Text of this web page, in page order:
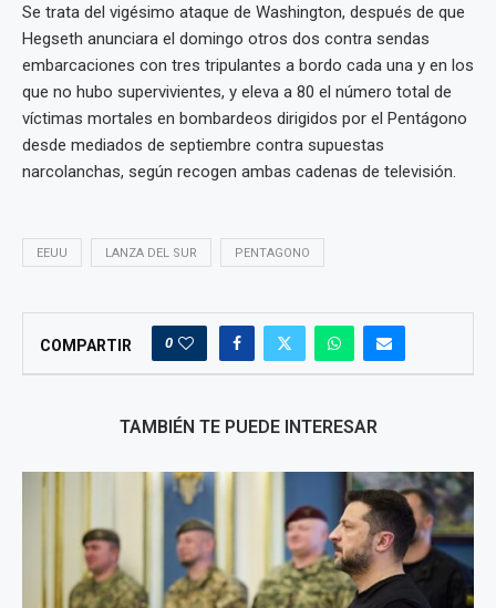
Se trata del vigésimo ataque de Washington, después de que
Hegseth anunciara el domingo otros dos contra sendas
embarcaciones con tres tripulantes a bordo cada una y en los
que no hubo supervivientes, y eleva a 80 el número total de
víctimas mortales en bombardeos dirigidos por el Pentágono
desde mediados de septiembre contra supuestas
narcolanchas, según recogen ambas cadenas de televisión.
EEUU LANZA DEL SUR PENTAGONO
COMPARTIR 0
TAMBIÉN TE PUEDE INTERESAR